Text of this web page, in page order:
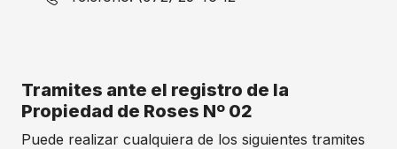
Tramites ante el registro de la
Propiedad de Roses Nº 02
Puede realizar cualquiera de los siguientes tramites